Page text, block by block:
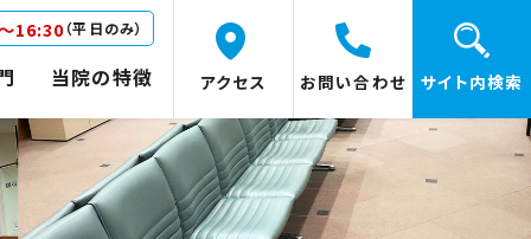
16:30（平日のみ）
当院の特徴 アクセス お問い合わせ サイト内検索